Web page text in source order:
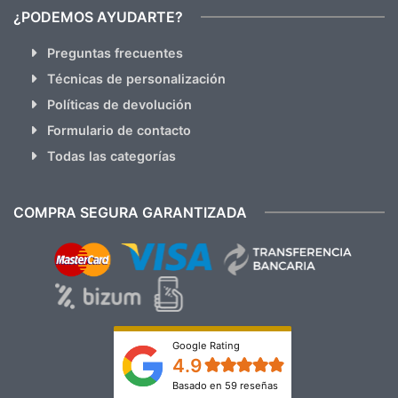
¿PODEMOS AYUDARTE?
Preguntas frecuentes
Técnicas de personalización
Políticas de devolución
Formulario de contacto
Todas las categorías
COMPRA SEGURA GARANTIZADA
Google Rating
4.9
Basado en 59 reseñas